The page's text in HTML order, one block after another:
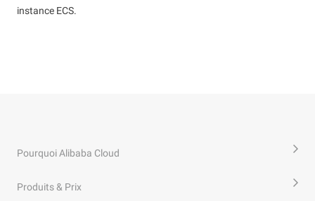
instance ECS.
Pourquoi Alibaba Cloud
Produits & Prix